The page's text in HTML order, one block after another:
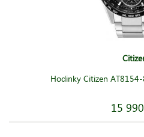
Hodinky Citizen
15